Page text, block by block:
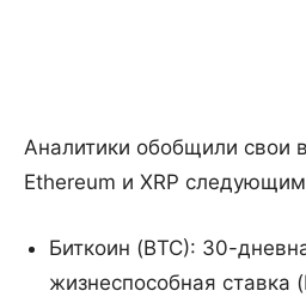
Аналитики обобщили свои
Ethereum и XRP
Биткоин (BTC): 30-
жизнеспособная ставка